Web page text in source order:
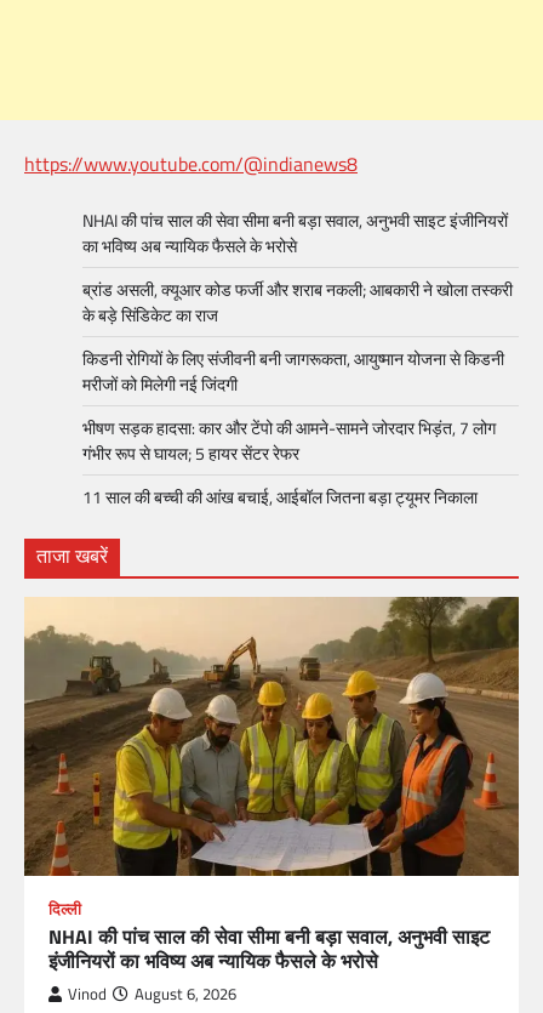
https://www.youtube.com/@indianews8
NHAI की पांच साल की सेवा सीमा बनी बड़ा सवाल, अनुभवी साइट इंजीनियरों
का भविष्य अब न्यायिक फैसले के भरोसे
ब्रांड असली, क्यूआर कोड फर्जी और शराब नकली; आबकारी ने खोला तस्करी
के बड़े सिंडिकेट का राज
किडनी रोगियों के लिए संजीवनी बनी जागरूकता, आयुष्मान योजना से किडनी
मरीजों को मिलेगी नई जिंदगी
भीषण सड़क हादसा: कार और टेंपो की आमने-सामने जोरदार भिड़ंत, 7 लोग
गंभीर रूप से घायल; 5 हायर सेंटर रेफर​
11 साल की बच्ची की आंख बचाई, आईबॉल जितना बड़ा ट्यूमर निकाला
ताजा खबरें
दिल्ली
NHAI की पांच साल की सेवा सीमा बनी बड़ा सवाल, अनुभवी साइट
इंजीनियरों का भविष्य अब न्यायिक फैसले के भरोसे
Vinod August 6, 2026